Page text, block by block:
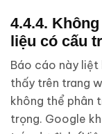
4.4.4.
liệu có cấu
Báo cáo này liệt
thấy trên trang
không thể phân
trọng. Google